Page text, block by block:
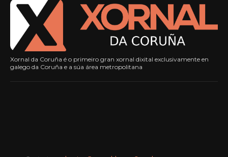
Xornal da Coruña é o primeiro gran xornal dixital exclusivamente en
galego da Coruña e a súa área metropolitana